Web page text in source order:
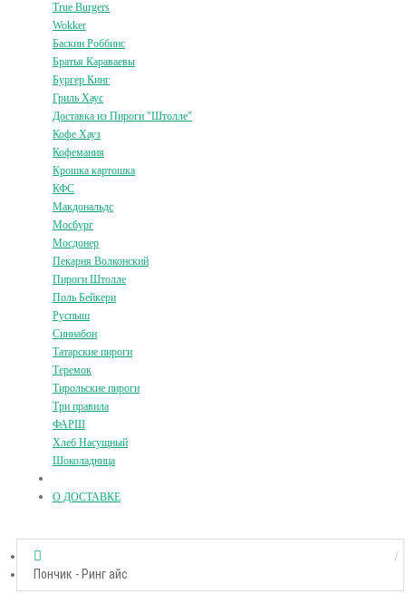
True Burgers
Wokker
Баскин Роббинс
Братья Караваевы
Бургер Кинг
Гриль Хаус
Доставка из Пироги "Штолле"
Кофе Хауз
Кофемания
Крошка картошка
КФС
Макдональдс
Мосбург
Мосдонер
Пекарня Волконский
Пироги Штолле
Поль Бейкери
Руспыш
Синнабон
Татарские пироги
Теремок
Тирольские пироги
Три правила
ФАРШ
Хлеб Насущный
Шоколадница
О ДОСТАВКЕ
Пончик - Ринг айс